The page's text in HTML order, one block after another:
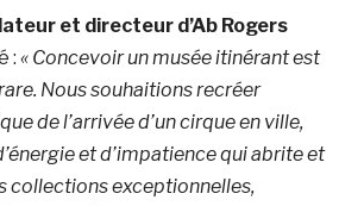
et directeur d’Ab Rogers
: « Concevoir un musée itinérant est
Nous souhaitions recréer
de l’arrivée d’un cirque en ville,
et d’impatience qui abrite et
collections exceptionnelles,